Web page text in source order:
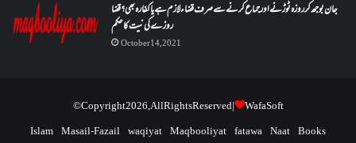
جان بوجھ کر روزہ ٹوڑنے اور جماع کرنے سے صرف قضاء لازم ہے یا کفارہ بھی؟ قضا
روزے کی نیت کا حکم
October 14, 2021
© Copyright 2026, All Rights Reserved |
WafaSoft
Islam Masail-Fazail waqiyat Maqbooliyat fatawa Naat Books